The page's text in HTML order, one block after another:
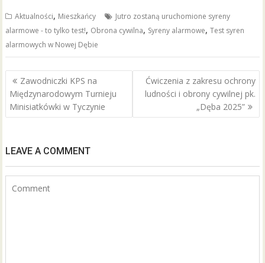
e
b
o
o
k
itt
er
ai
l
ar
Aktualności, Mieszkańcy
Jutro zostaną uruchomione syreny
alarmowe - to tylko test!, Obrona cywilna, Syreny alarmowe,Test syren
alarmowych w Nowej Dębie
Nawigacja
wpisu
Zawodniczki KPS na
Międzynarodowym Turnieju
Minisiatkówki w Tyczynie
Ćwiczenia z zakresu ochrony
ludności i obrony cywilnej pk.
„Dęba 2025”
LEAVE A COMMENT